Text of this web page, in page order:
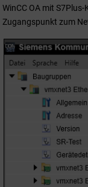
WinCC OA mit
Zugangspunkt zum